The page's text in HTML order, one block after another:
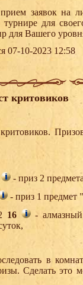
заявок на
для
для Вашего
07-10-2023 12:58
критовиков
- приз 2
- приз 1 предмет
16
- алмазный
в
Сделать это